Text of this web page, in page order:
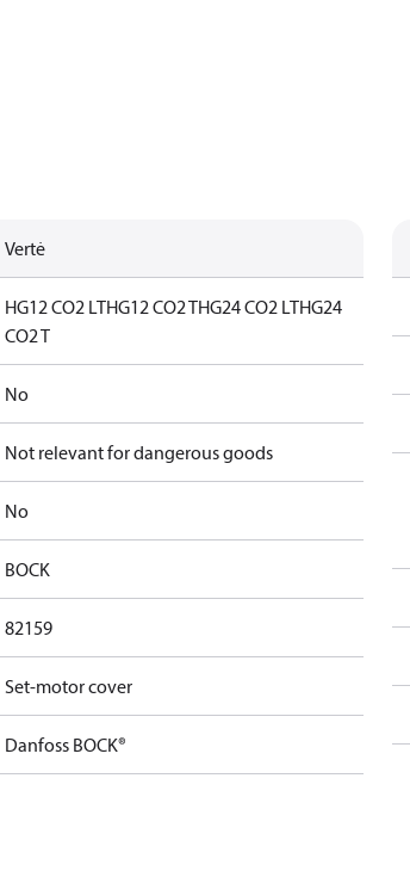
Vertė
HG12 CO2 LTHG12 CO2 THG24 CO2 LTHG24
CO2 T
No
Not relevant for dangerous goods
No
BOCK
82159
Set-motor cover
Danfoss BOCK®